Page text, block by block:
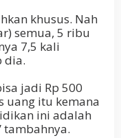
khusus. Nah
semua, 5 ribu
7,5 kali
dia.
jadi Rp 500
uang itu kemana
ini adalah
tambahnya.